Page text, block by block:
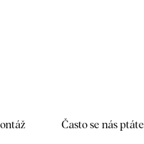
Často se nás ptáte